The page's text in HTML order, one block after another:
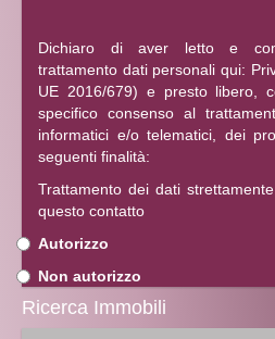
Dichiaro di aver letto e
trattamento dati personali qui:
UE 2016/679) e presto libero,
specifico consenso al
informatici e/o telematici, dei
seguenti finalità:
Trattamento dei dati
questo contatto
Autorizzo
Non autorizzo
Ricerca Immobili